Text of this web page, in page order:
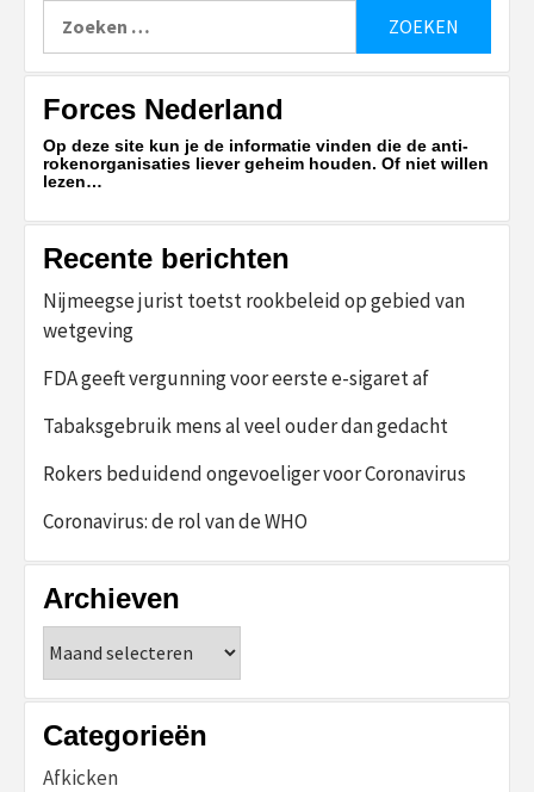
naar:
Forces Nederland
Op deze site kun je de informatie vinden die de anti-
rokenorganisaties liever geheim houden. Of niet willen
lezen…
Recente berichten
Nijmeegse jurist toetst rookbeleid op gebied van
wetgeving
FDA geeft vergunning voor eerste e-sigaret af
Tabaksgebruik mens al veel ouder dan gedacht
Rokers beduidend ongevoeliger voor Coronavirus
Coronavirus: de rol van de WHO
Archieven
Categorieën
Afkicken